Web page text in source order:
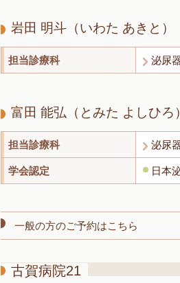
岩田 明斗 （いわた あきと）
担当診療科 泌尿
富田 能弘 （とみた よしひろ）
担当診療科 泌尿
学会認定 日本
一般の方のご予約はこちら
古賀病院21